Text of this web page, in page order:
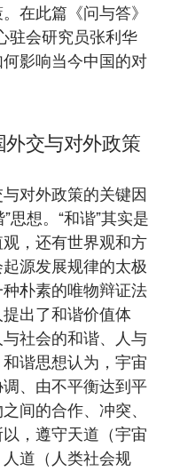
在此篇《问与答》
驻会研究员张利华
影响当今中国的对
交与对外政策
对外政策的关键因
想。“和谐”其实是
，还有世界观和方
源发展规律的太极
朴素的唯物辩证法
出了和谐价值体
社会的和谐、人与
谐思想认为，宇宙
、由不平衡达到平
间的合作、冲突、
，遵守天道（宇宙
道（人类社会规